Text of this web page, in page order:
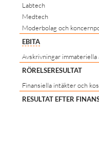
Labtech
Medtech
Moderbolag och
EBITA
Avskrivningar
RÖRELSERESULTAT
Finansiella intäkter och
RESULTAT EFTER